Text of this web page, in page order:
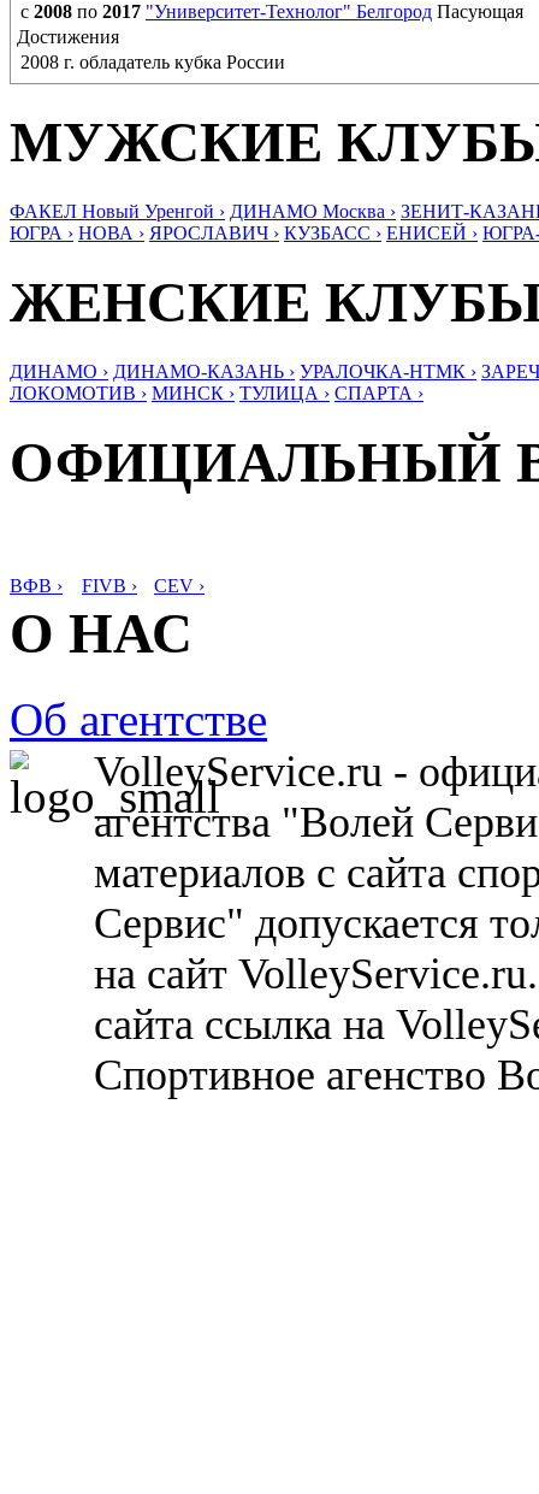
с 2008 по 2017 "Университет-Технолог" Белгород Пасующая
Достижения
2008 г. обладатель кубка России
МУЖСКИЕ
ФАКЕЛ Новый Уренгой › ДИНАМО Москва › ЗЕНИТ-
ЮГРА › НОВА › ЯРОСЛАВИЧ › КУЗБАСС › ЕНИСЕЙ ›
ЖЕНСКИЕ
ДИНАМО › ДИНАМО-КАЗАНЬ › УРАЛОЧКА-НТМК ›
ЛОКОМОТИВ › МИНСК › ТУЛИЦА › СПАРТА ›
ОФИЦИАЛЬНЫЙ
ВФВ › FIVB › CEV ›
О НАС
Об агентстве
VolleyService.ru -
агентства "Волей
материалов с сайта
Сервис" допускается
на сайт
сайта ссылка на
Спортивное агенство